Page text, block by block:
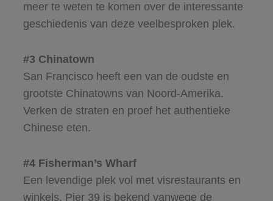
meer te weten te komen over de interessante
geschiedenis van deze veelbesproken plek.
#3 Chinatown
San Francisco heeft een van de oudste en
grootste Chinatowns van Noord-Amerika.
Verken de straten en proef het authentieke
Chinese eten.
#4 Fisherman’s Wharf
Een levendige plek vol met visrestaurants en
winkels. Pier 39 is bekend vanwege de